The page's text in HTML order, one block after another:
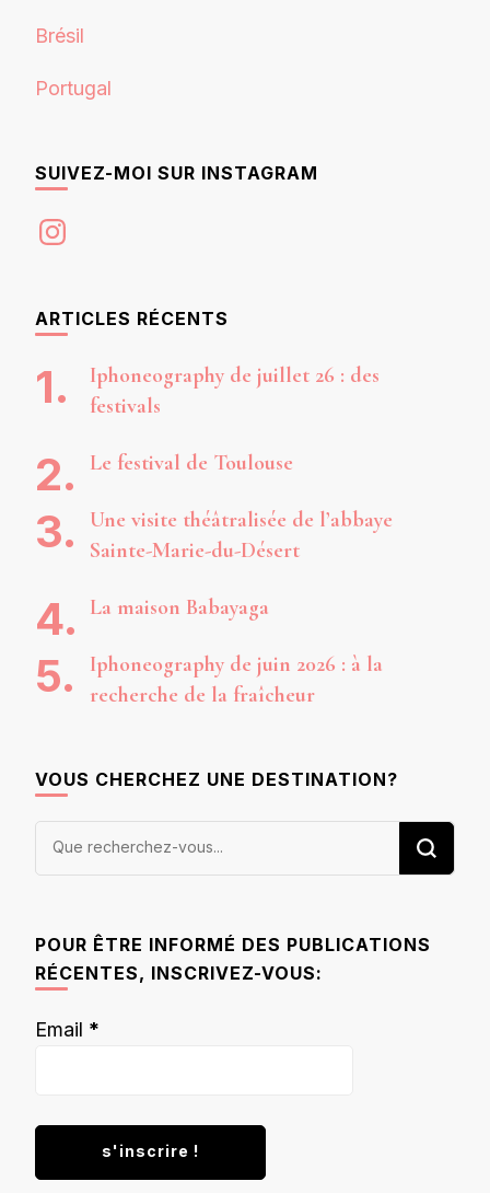
Brésil
Portugal
SUIVEZ-MOI SUR INSTAGRAM
Instagram
ARTICLES RÉCENTS
Iphoneography de juillet 26 : des
festivals
Le festival de Toulouse
Une visite théâtralisée de l’abbaye
Sainte-Marie-du-Désert
La maison Babayaga
Iphoneography de juin 2026 : à la
recherche de la fraîcheur
VOUS CHERCHEZ UNE DESTINATION?
Vous
POUR ÊTRE INFORMÉ DES PUBLICATIONS
RÉCENTES, INSCRIVEZ-VOUS:
Email *